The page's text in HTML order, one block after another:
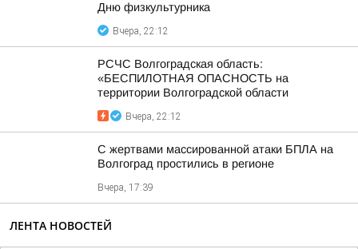
Дню физкультурника
Вчера, 22:12
РСЧС Волгоградская область:
«БЕСПИЛОТНАЯ ОПАСНОСТЬ на
территории Волгоградской области
Вчера, 22:12
С жертвами массированной атаки БПЛА на
Волгоград простились в регионе
Вчера, 17:39
ЛЕНТА НОВОСТЕЙ